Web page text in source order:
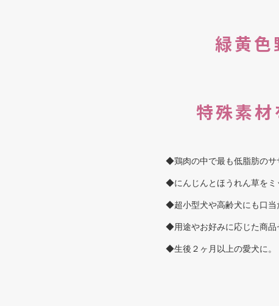
緑黄色
特殊素材
◆鶏肉の中で最も低脂肪のサ
◆にんじんとほうれん草をミ
◆超小型犬や高齢犬にも口当
◆用途やお好みに応じた商品
◆生後２ヶ月以上の愛犬に。